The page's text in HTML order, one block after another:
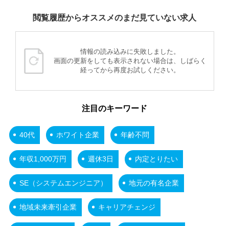
閲覧履歴からオススメのまだ見ていない求人
情報の読み込みに失敗しました。
画面の更新をしても表示されない場合は、しばらく
経ってから再度お試しください。
注目のキーワード
40代 ホワイト企業 年齢不問
年収1,000万円 週休3日 内定とりたい
SE（システムエンジニア） 地元の有名企業
地域未来牽引企業 キャリアチェンジ